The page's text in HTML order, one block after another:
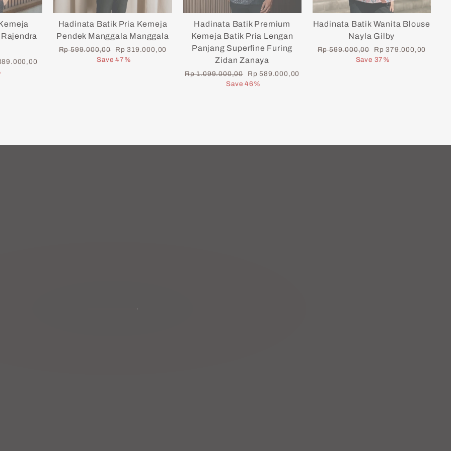
Hadinata Batik Pria Kemeja
Pendek Manggala Manggala
Regular
Rp 599.000,00
Sale
price
Rp 319.000,00
Save 47%
Hadinata Batik Premium
Kemeja Batik Pria Lengan
Panjang Superfine Furing
Zidan Zanaya
Regular
Rp 1.099.000,00
Sale
price
Rp 589.000,00
Save 46%
Hadinata Batik Wanita Blouse
Nayla Gilby
Regular
Rp 599.000,00
Sale
price
Rp 379.000,00
Save 37%